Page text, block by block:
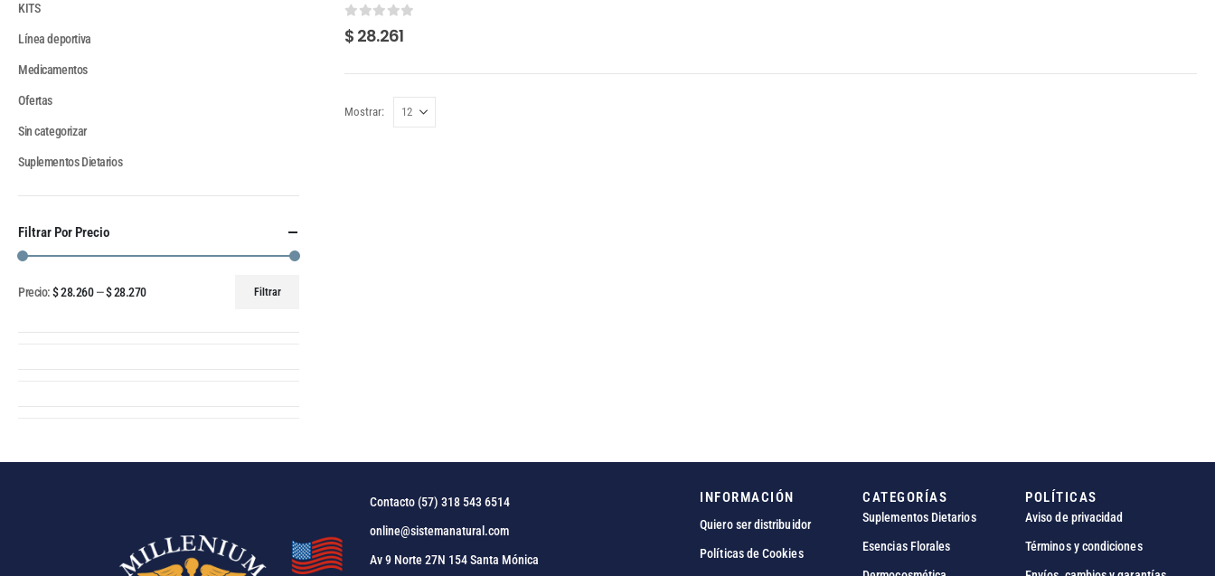
0 out of 5
$ 28.261
Mostrar:
KITS
Línea deportiva
Medicamentos
Ofertas
Sin categorizar
Suplementos Dietarios
Filtrar Por Precio
Filtrar
Precio:$ 28.260—$ 28.270
Contacto (57) 318 543 6514
online@sistemanatural.com
Av 9 Norte 27N 154 Santa Mónica
INFORMACIÓN
Quiero ser distribuidor
Políticas de Cookies
CATEGORÍAS
Suplementos Dietarios
Esencias Florales
POLÍTICAS
Aviso de privacidad
Términos y condiciones